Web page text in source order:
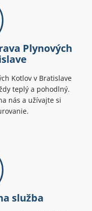
Plynových
Kotlov v Bratislave
teplý a pohodlný.
nás a užívajte si
služba